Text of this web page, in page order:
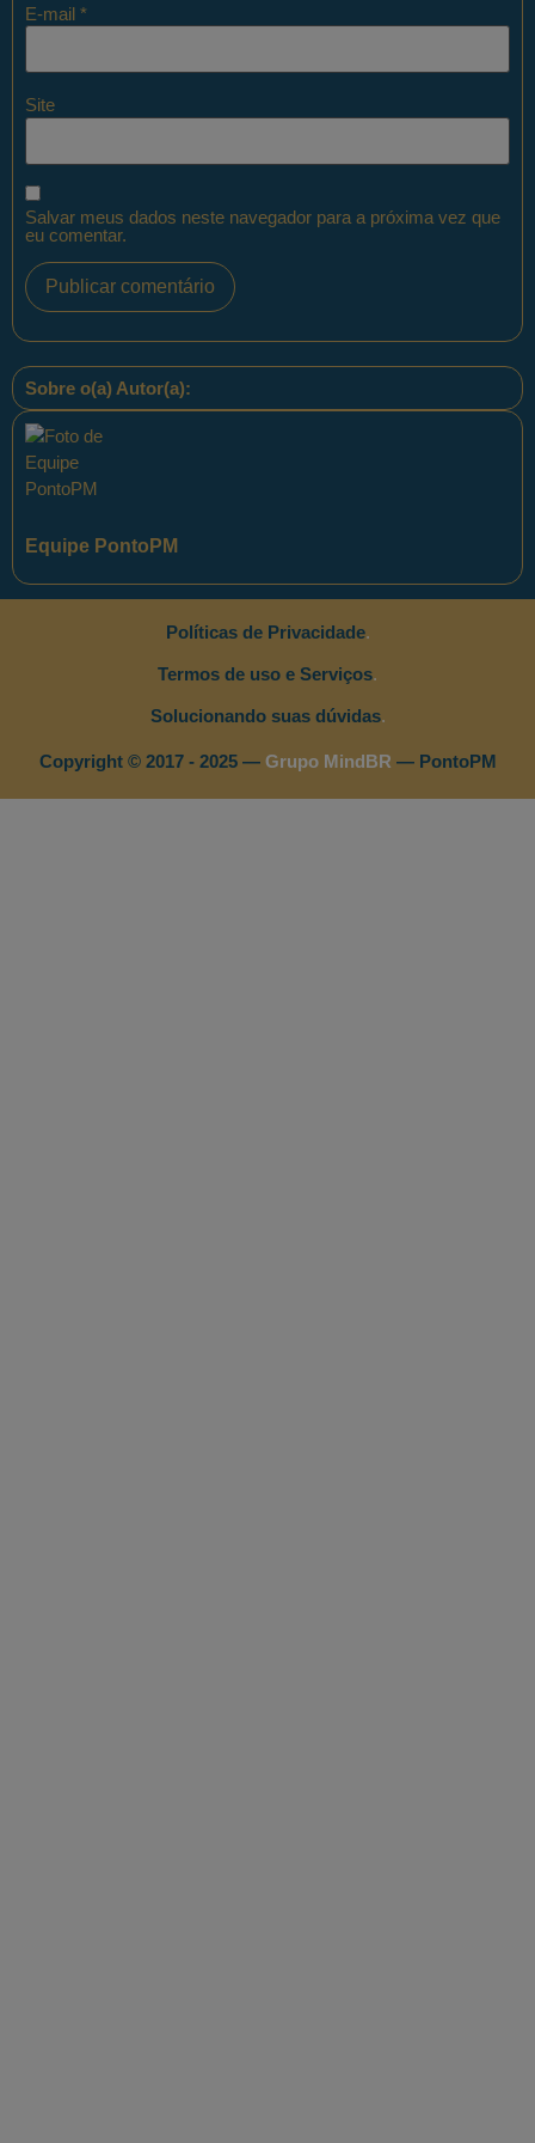
E-mail *
Site
Salvar meus dados neste navegador para a próxima vez que
eu comentar.
Sobre o(a) Autor(a):
Equipe PontoPM
Políticas de Privacidade.
Termos de uso e Serviços.
Solucionando suas dúvidas.
Copyright © 2017 - 2025 — Grupo MindBR — PontoPM